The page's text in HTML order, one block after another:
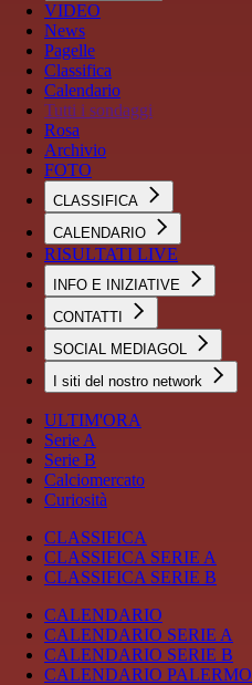
VIDEO
News
Pagelle
Classifica
Calendario
Tutti i sondaggi
Rosa
Archivio
FOTO
CLASSIFICA
CALENDARIO
RISULTATI LIVE
INFO E INIZIATIVE
CONTATTI
SOCIAL MEDIAGOL
I siti del nostro network
ULTIM'ORA
Serie A
Serie B
Calciomercato
Curiosità
CLASSIFICA
CLASSIFICA SERIE A
CLASSIFICA SERIE B
CALENDARIO
CALENDARIO SERIE A
CALENDARIO SERIE B
CALENDARIO PALERMO